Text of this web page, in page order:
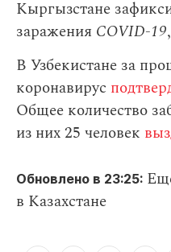
Кыргызстане
заражения СOVID-19,
В Узбекистане за
коронавирус
Общее количество
из них 25 человек
Обновлено в 23:25:
в Казахстане